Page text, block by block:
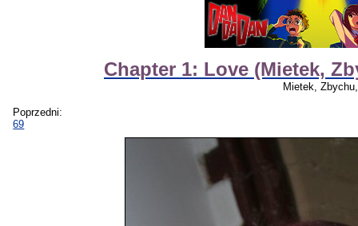
Chapter 1: Love (Mietek,
Mietek,
Poprzedni:
69